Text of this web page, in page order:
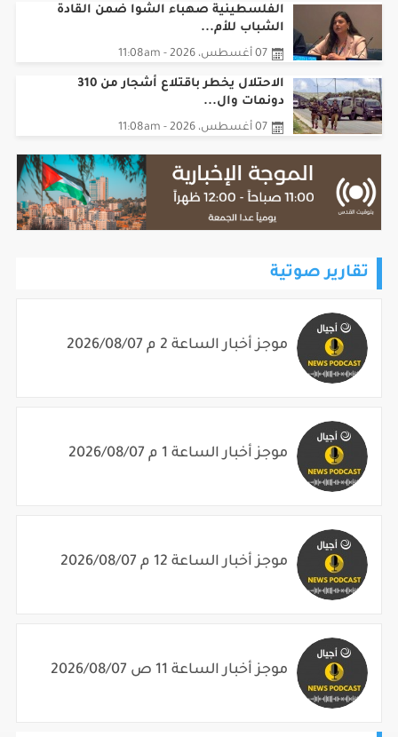
الفلسطينية صهباء الشوا ضمن القادة
الشباب للأم...
07 أغسطس، 2026 - 11:08am
الاحتلال يخطر باقتلاع أشجار من 310
دونمات وال...
07 أغسطس، 2026 - 11:08am
تقارير صوتية
موجز أخبار الساعة 2 م 2026/08/07
موجز أخبار الساعة 1 م 2026/08/07
موجز أخبار الساعة 12 م 2026/08/07
موجز أخبار الساعة 11 ص 2026/08/07